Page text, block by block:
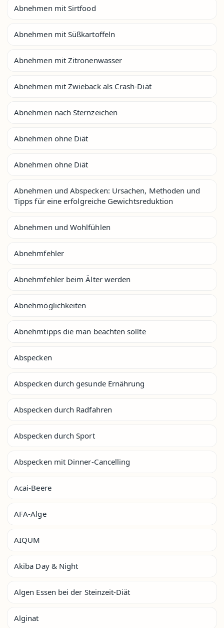
Abnehmen mit Sirtfood
Abnehmen mit Süßkartoffeln
Abnehmen mit Zitronenwasser
Abnehmen mit Zwieback als Crash-Diät
Abnehmen nach Sternzeichen
Abnehmen ohne Diät
Abnehmen ohne Diät
Abnehmen und Abspecken: Ursachen, Methoden und
Tipps für eine erfolgreiche Gewichtsreduktion
Abnehmen und Wohlfühlen
Abnehmfehler
Abnehmfehler beim Älter werden
Abnehmöglichkeiten
Abnehmtipps die man beachten sollte
Abspecken
Abspecken durch gesunde Ernährung
Abspecken durch Radfahren
Abspecken durch Sport
Abspecken mit Dinner-Cancelling
Acai-Beere
AFA-Alge
AIQUM
Akiba Day & Night
Algen Essen bei der Steinzeit-Diät
Alginat